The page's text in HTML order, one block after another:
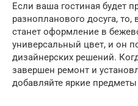
Если ваша гостиная будет
разнопланового досуга,
станет оформление в
универсальный цвет, и он
дизайнерских решений.
завершен ремонт и
добавляйте яркие